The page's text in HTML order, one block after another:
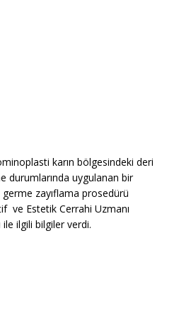
karın bölgesindeki deri
durumlarında uygulanan bir
zayıflama prosedürü
ve Estetik Cerrahi Uzmanı
ilgili bilgiler verdi.